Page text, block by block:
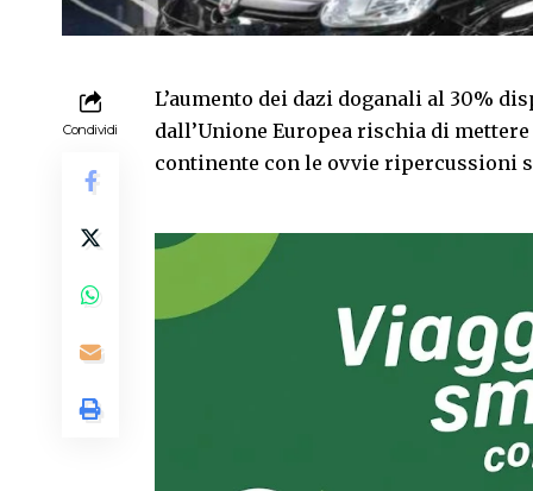
Condividi
L’aumento dei dazi doganali al 30%
dall’Unione Europea rischia di
continente con le ovvie ripercussioni